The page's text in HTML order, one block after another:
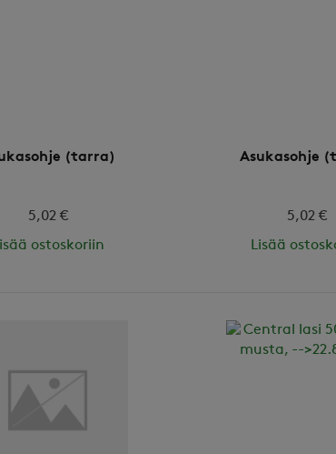
(tarra)
5,02 €
ostoskoriin
Asukasohje
5,02 €
Lisää